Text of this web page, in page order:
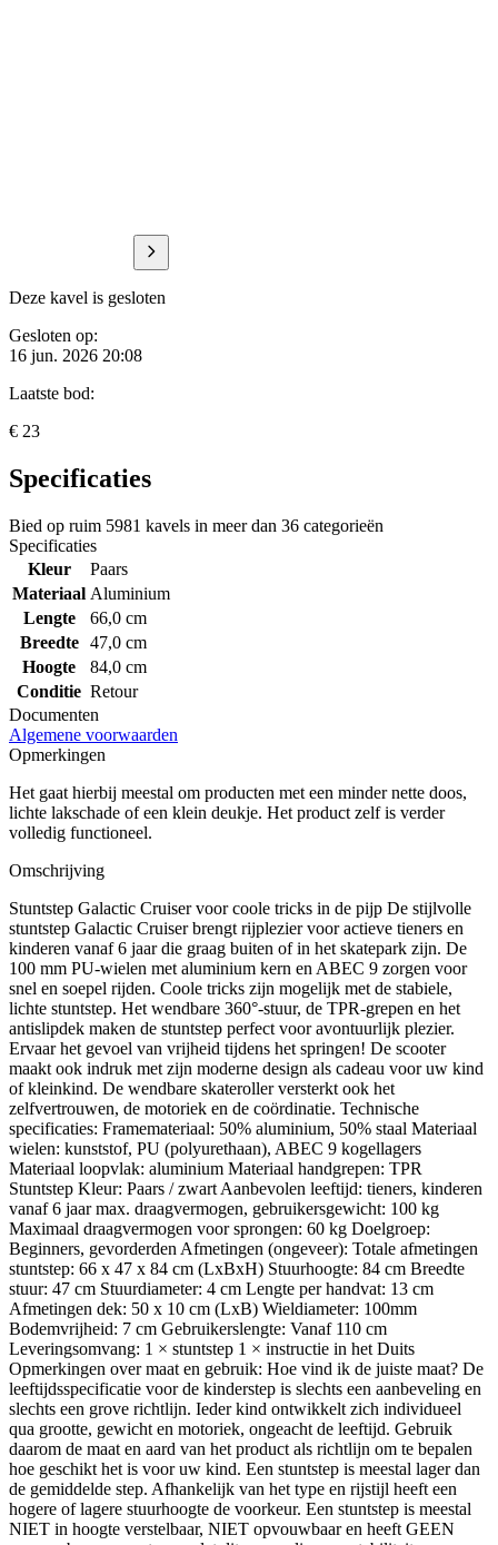
Deze kavel is gesloten
Gesloten op:
16 jun. 2026 20:08
Laatste bod:
€ 23
Specificaties
Bied op ruim 5981 kavels in meer dan 36 categorieën
Specificaties
Kleur
Paars
Materiaal Aluminium
Lengte
66,0 cm
Breedte
47,0 cm
Hoogte
84,0 cm
Conditie Retour
Documenten
Algemene voorwaarden
Opmerkingen
Het gaat hierbij meestal om producten met een minder nette doos,
lichte lakschade of een klein deukje. Het product zelf is verder
volledig functioneel.
Omschrijving
Stuntstep Galactic Cruiser voor coole tricks in de pijp De stijlvolle
stuntstep Galactic Cruiser brengt rijplezier voor actieve tieners en
kinderen vanaf 6 jaar die graag buiten of in het skatepark zijn. De
100 mm PU-wielen met aluminium kern en ABEC 9 zorgen voor
snel en soepel rijden. Coole tricks zijn mogelijk met de stabiele,
lichte stuntstep. Het wendbare 360°-stuur, de TPR-grepen en het
antislipdek maken de stuntstep perfect voor avontuurlijk plezier.
Ervaar het gevoel van vrijheid tijdens het springen! De scooter
maakt ook indruk met zijn moderne design als cadeau voor uw kind
of kleinkind. De wendbare skateroller versterkt ook het
zelfvertrouwen, de motoriek en de coördinatie. Technische
specificaties: Framemateriaal: 50% aluminium, 50% staal Materiaal
wielen: kunststof, PU (polyurethaan), ABEC 9 kogellagers
Materiaal loopvlak: aluminium Materiaal handgrepen: TPR
Stuntstep Kleur: Paars / zwart Aanbevolen leeftijd: tieners, kinderen
vanaf 6 jaar max. draagvermogen, gebruikersgewicht: 100 kg
Maximaal draagvermogen voor sprongen: 60 kg Doelgroep:
Beginners, gevorderden Afmetingen (ongeveer): Totale afmetingen
stuntstep: 66 x 47 x 84 cm (LxBxH) Stuurhoogte: 84 cm Breedte
stuur: 47 cm Stuurdiameter: 4 cm Lengte per handvat: 13 cm
Afmetingen dek: 50 x 10 cm (LxB) Wieldiameter: 100mm
Bodemvrijheid: 7 cm Gebruikerslengte: Vanaf 110 cm
Leveringsomvang: 1 × stuntstep 1 × instructie in het Duits
Opmerkingen over maat en gebruik: Hoe vind ik de juiste maat? De
leeftijdsspecificatie voor de kinderstep is slechts een aanbeveling en
slechts een grove richtlijn. Ieder kind ontwikkelt zich individueel
qua grootte, gewicht en motoriek, ongeacht de leeftijd. Gebruik
daarom de maat en aard van het product als richtlijn om te bepalen
hoe geschikt het is voor uw kind. Een stuntstep is meestal lager dan
de gemiddelde step. Afhankelijk van het type en rijstijl heeft een
hogere of lagere stuurhoogte de voorkeur. Een stuntstep is meestal
NIET in hoogte verstelbaar, NIET opvouwbaar en heeft GEEN